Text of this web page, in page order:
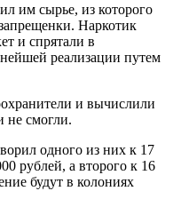
им сырье, из которого
Наркотик
и спрятали в
реализации путем
и вычислили
не смогли.
одного из них к 17
рублей, а второго к 16
будут в колониях